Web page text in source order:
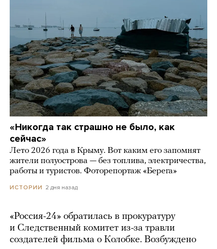
«Никогда так страшно не было, как
сейчас»
Лето 2026 года в Крыму. Вот каким его запомнят
жители полуострова — без топлива, электричества,
работы и туристов. Фоторепортаж «Берега»
ИСТОРИИ 2 дня назад
«Россия-24» обратилась в прокуратуру
и Следственный комитет из-за травли
создателей фильма о Колобке. Возбуждено